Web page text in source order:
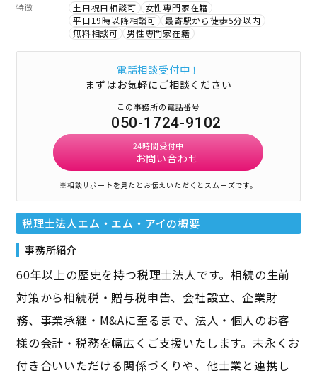
特徴 土日祝日相談可
女性専門家在籍
平日19時以降相談可
最寄駅から徒歩5分以内
無料相談可
男性専門家在籍
電話相談受付中！
まずはお気軽にご相談ください
この事務所の電話番号
050-1724-9102
24時間受付中
お問い合わせ
※相談サポートを見たとお伝えいただくとスムーズです。
税理士法人エム・エム・アイの概要
事務所紹介
60年以上の歴史を持つ税理士法人です。相続の生前
対策から相続税・贈与税申告、会社設立、企業財
務、事業承継・M&Aに至るまで、法人・個人のお客
様の会計・税務を幅広くご支援いたします。末永くお
付き合いいただける関係づくりや、他士業と連携し